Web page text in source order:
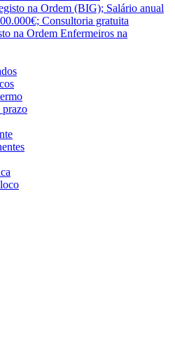
na Ordem (BIG); Salário anual
Consultoria gratuita
na Ordem Enfermeiros na
prazo